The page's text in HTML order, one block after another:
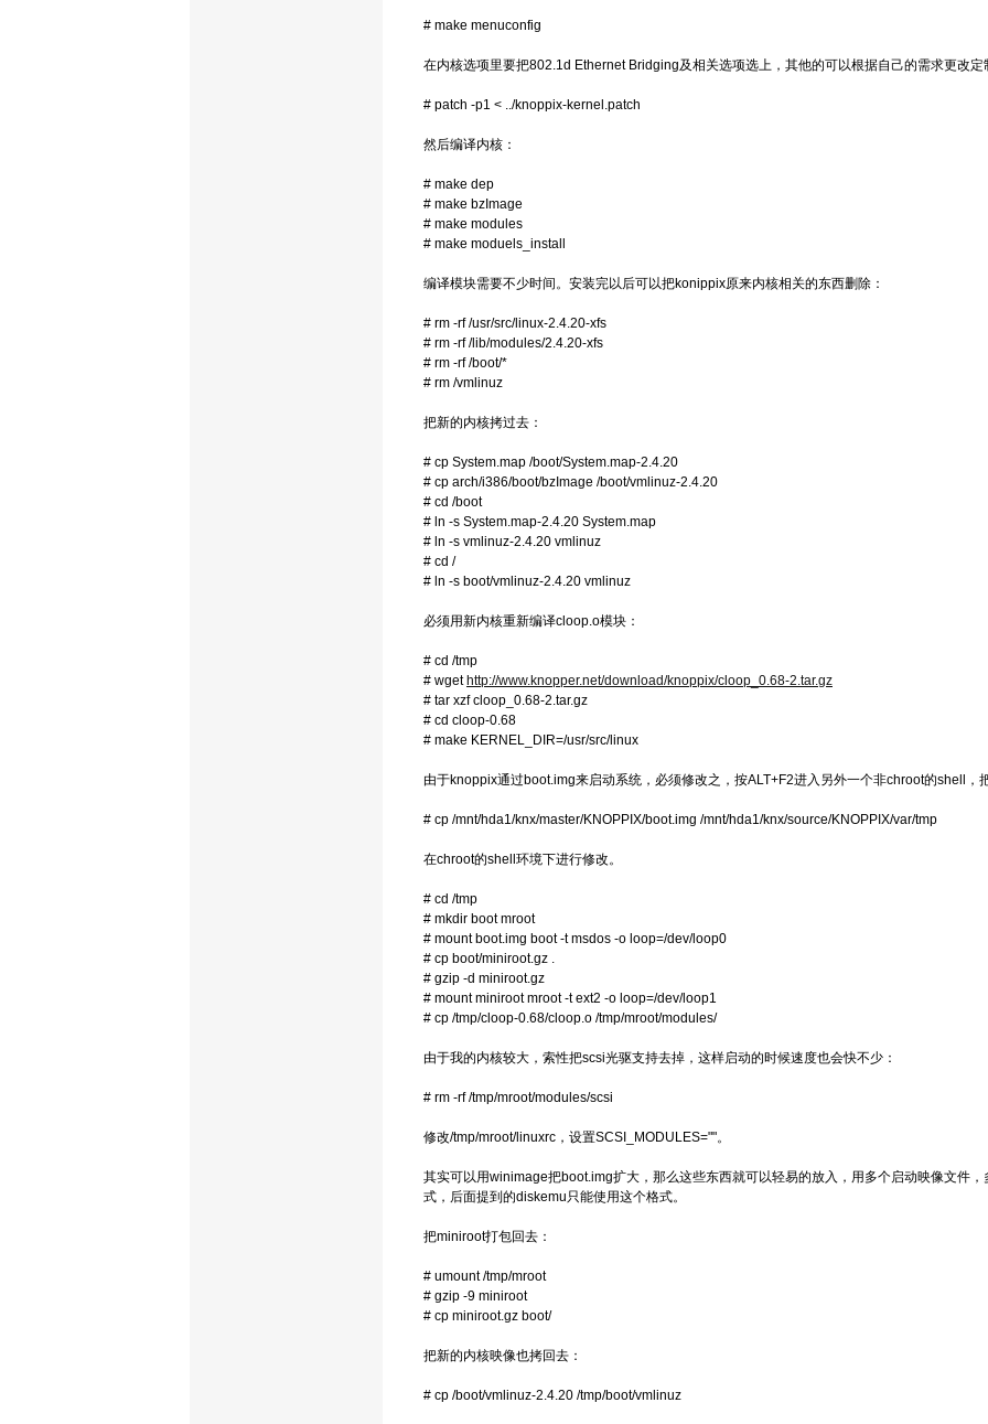
# make menuconfig
在内核选项里要把802.1d Ethernet Bridging及相关选项选上，其他的可以根据自己的需求更改
# patch -p1 < ../knoppix-kernel.patch
然后编译内核：
# make dep
# make bzImage
# make modules
# make moduels_install
编译模块需要不少时间。安装完以后可以把konippix原来内核相关的东西删除：
# rm -rf /usr/src/linux-2.4.20-xfs
# rm -rf /lib/modules/2.4.20-xfs
# rm -rf /boot/*
# rm /vmlinuz
把新的内核拷过去：
# cp System.map /boot/System.map-2.4.20
# cp arch/i386/boot/bzImage /boot/vmlinuz-2.4.20
# cd /boot
# ln -s System.map-2.4.20 System.map
# ln -s vmlinuz-2.4.20 vmlinuz
# cd /
# ln -s boot/vmlinuz-2.4.20 vmlinuz
必须用新内核重新编译cloop.o模块：
# cd /tmp
# wget http://www.knopper.net/download/knoppix/cloop_0.68-2.tar.gz
# tar xzf cloop_0.68-2.tar.gz
# cd cloop-0.68
# make KERNEL_DIR=/usr/src/linux
由于knoppix通过boot.img来启动系统，必须修改之，按ALT+F2进入另外一个非chroot的shell，
# cp /mnt/hda1/knx/master/KNOPPIX/boot.img /mnt/hda1/knx/source/KNOPPIX/var/tmp
在chroot的shell环境下进行修改。
# cd /tmp
# mkdir boot mroot
# mount boot.img boot -t msdos -o loop=/dev/loop0
# cp boot/miniroot.gz .
# gzip -d miniroot.gz
# mount miniroot mroot -t ext2 -o loop=/dev/loop1
# cp /tmp/cloop-0.68/cloop.o /tmp/mroot/modules/
由于我的内核较大，索性把scsi光驱支持去掉，这样启动的时候速度也会快不少：
# rm -rf /tmp/mroot/modules/scsi
修改/tmp/mroot/linuxrc，设置SCSI_MODULES=""。
其实可以用winimage把boot.img扩大，那么这些东西就可以轻易的放入，用多个启动映像文件
式，后面提到的diskemu只能使用这个格式。
把miniroot打包回去：
# umount /tmp/mroot
# gzip -9 miniroot
# cp miniroot.gz boot/
把新的内核映像也拷回去：
# cp /boot/vmlinuz-2.4.20 /tmp/boot/vmlinuz